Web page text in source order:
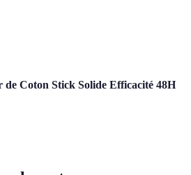
Coton Stick Solide Efficacité 48H